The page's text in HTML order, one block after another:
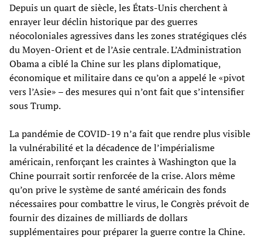
Depuis un quart de siècle, les États-Unis cherchent à
enrayer leur déclin historique par des guerres
néocoloniales agressives dans les zones stratégiques clés
du Moyen-Orient et de l’Asie centrale. L’Administration
Obama a ciblé la Chine sur les plans diplomatique,
économique et militaire dans ce qu’on a appelé le «pivot
vers l’Asie» – des mesures qui n’ont fait que s’intensifier
sous Trump.
La pandémie de COVID-19 n’a fait que rendre plus visible
la vulnérabilité et la décadence de l’impérialisme
américain, renforçant les craintes à Washington que la
Chine pourrait sortir renforcée de la crise. Alors même
qu’on prive le système de santé américain des fonds
nécessaires pour combattre le virus, le Congrès prévoit de
fournir des dizaines de milliards de dollars
supplémentaires pour préparer la guerre contre la Chine.